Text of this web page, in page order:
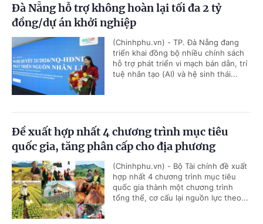
Đà Nẵng hỗ trợ không hoàn lại tối đa 2 tỷ
đồng/dự án khởi nghiệp
(Chinhphu.vn) - TP. Đà Nẵng đang
triển khai đồng bộ nhiều chính sách
hỗ trợ phát triển vi mạch bán dẫn, trí
tuệ nhân tạo (AI) và hệ sinh thái...
Đề xuất hợp nhất 4 chương trình mục tiêu
quốc gia, tăng phân cấp cho địa phương
(Chinhphu.vn) - Bộ Tài chính đề xuất
hợp nhất 4 chương trình mục tiêu
quốc gia thành một chương trình
tổng thể, cơ cấu lại nguồn lực theo...